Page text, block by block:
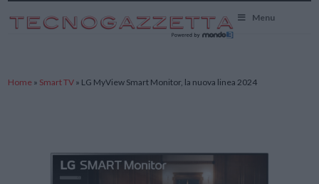
Menu
Home » Smart TV » LG MyView Smart Monitor, la nuova linea 2024